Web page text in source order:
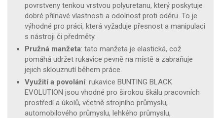
povrstveny tenkou vrstvou polyuretanu, který poskytuje
dobré přilnavé vlastnosti a odolnost proti oděru. To je
výhodné pro práci, která vyžaduje přesnost a manipulaci
s nástroji či předměty.
Pružná manžeta: tato manžeta je elastická, což
pomáhá udržet rukavice pevně na místě a zabraňuje
jejich sklouznutí během práce.
Využití a povolání: rukavice BUNTING BLACK
EVOLUTION jsou vhodné pro širokou škálu pracovních
prostředí a úkolů, včetně strojního průmyslu,
automobilového průmyslu, lehkého průmyslu,